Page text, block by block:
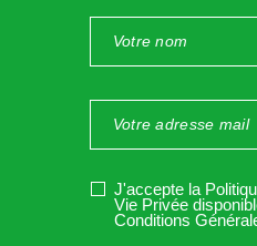
J'accepte la
Vie Privée
Conditions